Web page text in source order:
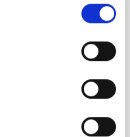
10 al 14 de agosto
en la ciencia
Montico, 148, 47100